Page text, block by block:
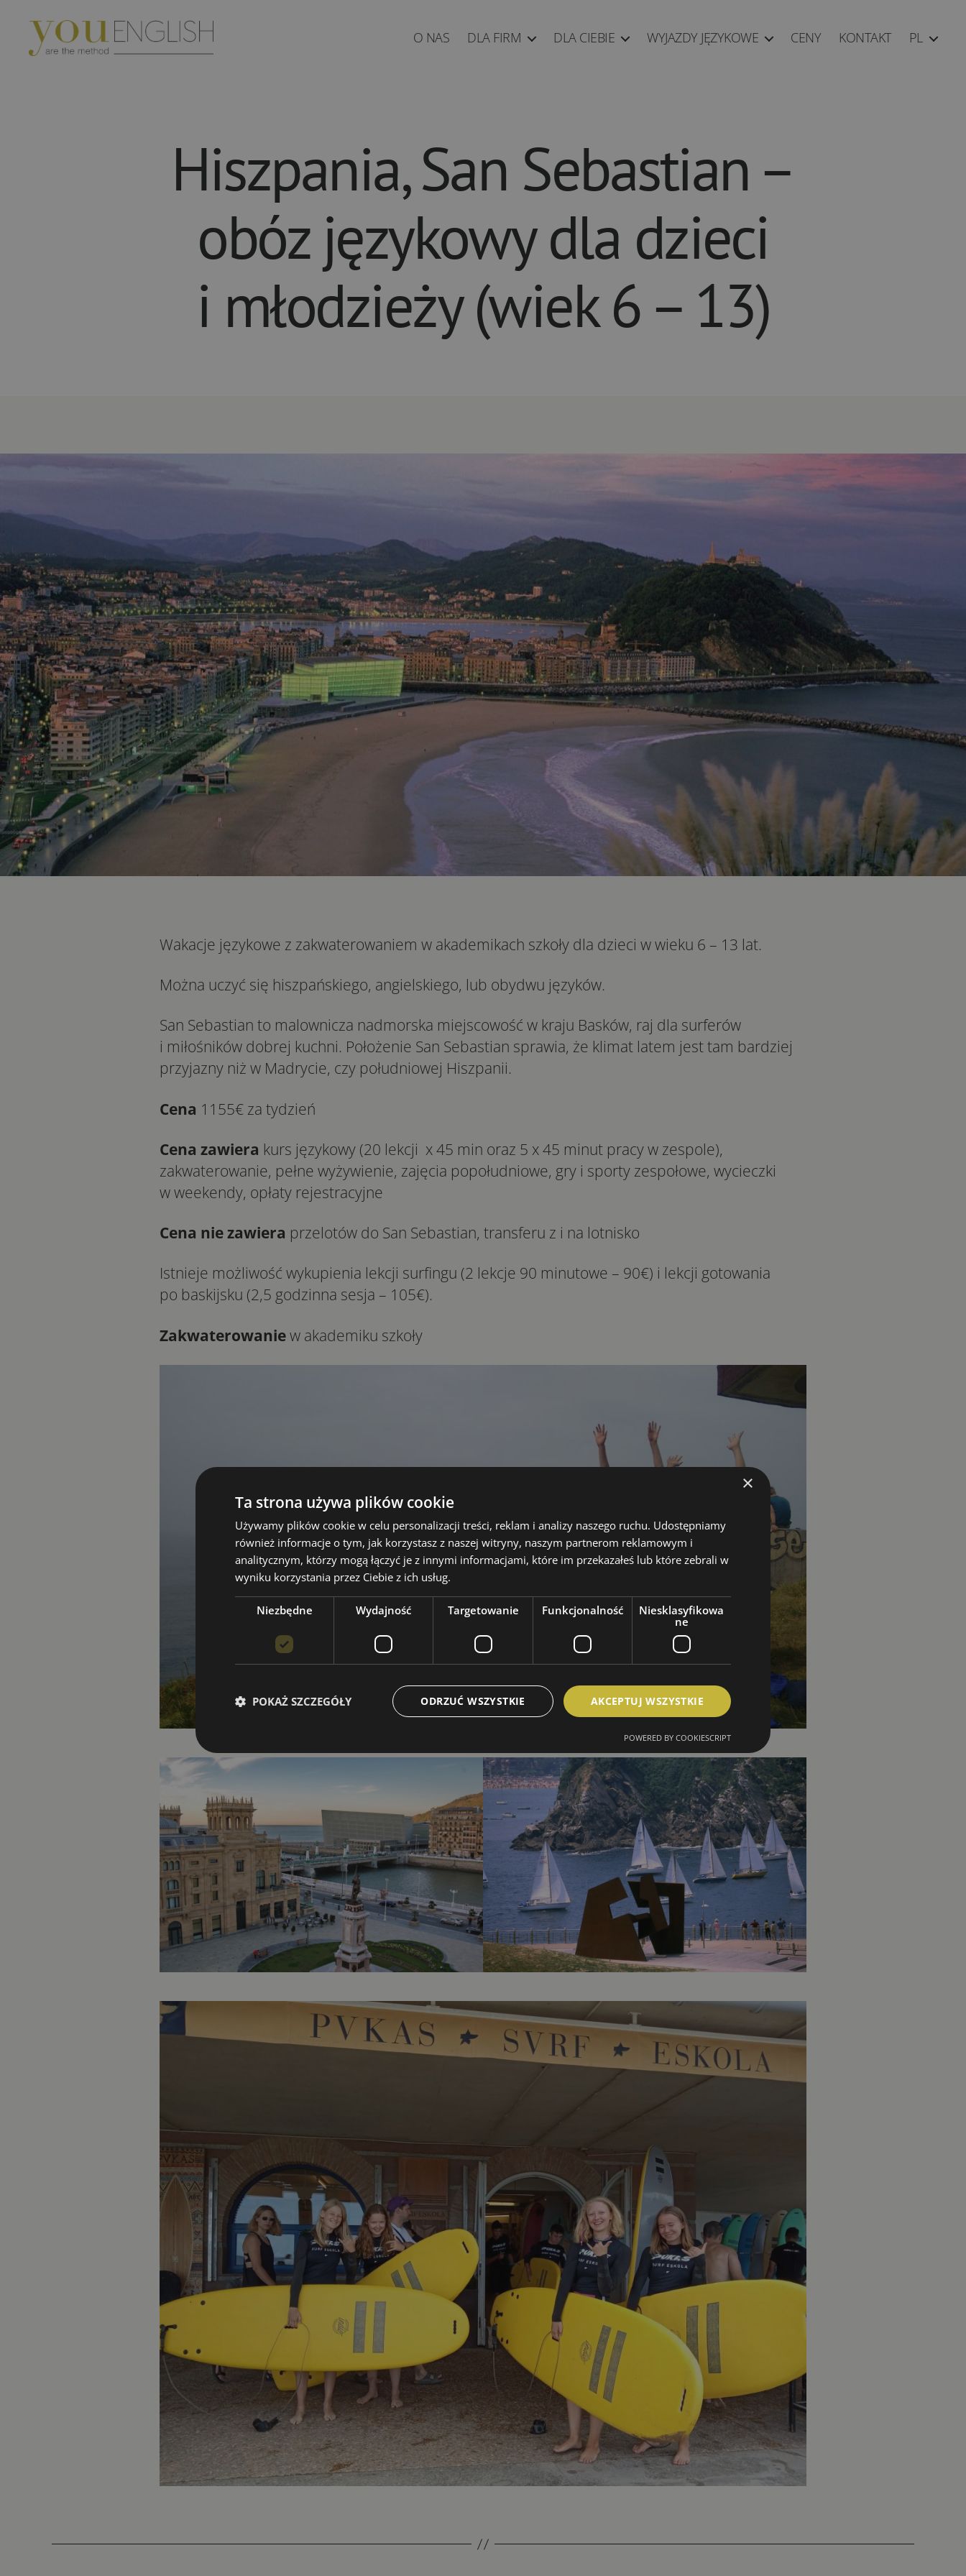
O NAS DLA FIRM DLA CIEBIE WYJAZDY JĘZYKOWE CENY KONTAKT PL
Hiszpania, San Sebastian –
obóz językowy dla dzieci
i młodzieży (wiek 6 – 13)
Wakacje językowe z zakwaterowaniem w akademikach szkoły dla dzieci w wieku 6 – 13 lat.
Można uczyć się hiszpańskiego, angielskiego, lub obydwu języków.
San Sebastian to malownicza nadmorska miejscowość w kraju Basków, raj dla surferów
i miłośników dobrej kuchni. Położenie San Sebastian sprawia, że klimat latem jest tam bardziej
przyjazny niż w Madrycie, czy południowej Hiszpanii.
Cena 1155€ za tydzień
Cena zawiera kurs językowy (20 lekcji x 45 min oraz 5 x 45 minut pracy w zespole),
zakwaterowanie, pełne wyżywienie, zajęcia popołudniowe, gry i sporty zespołowe, wycieczki
w weekendy, opłaty rejestracyjne
Cena nie zawiera przelotów do San Sebastian, transferu z i na lotnisko
Istnieje możliwość wykupienia lekcji surfingu (2 lekcje 90 minutowe – 90€) i lekcji gotowania
po baskijsku (2,5 godzinna sesja – 105€).
Zakwaterowaniew akademiku szkoły
×
Ta strona używa plików cookie
Używamy plików cookie w celu personalizacji treści, reklam i analizy naszego ruchu. Udostępniamy
również informacje o tym, jak korzystasz z naszej witryny, naszym partnerom reklamowym i
analitycznym, którzy mogą łączyć je z innymi informacjami, które im przekazałeś lub które zebrali w
wyniku korzystania przez Ciebie z ich usług.
Niezbędne Wydajność Targetowanie Funkcjonalność
Niesklasyfikowa
ne
AKCEPTUJ WSZYSTKIE
ODRZUĆ WSZYSTKIE
POKAŻ SZCZEGÓŁY
POWERED BY COOKIESCRIPT